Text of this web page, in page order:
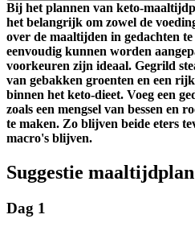
Bij het plannen van keto-
het belangrijk om zowel de
over de maaltijden in gedachten
eenvoudig kunnen worden
voorkeuren zijn ideaal. Gegrild
van gebakken groenten en een
binnen het keto-dieet. Voeg een
zoals een mengsel van bessen en
te maken. Zo blijven beide eters
macro's blijven.
Suggestie maaltijdplan
Dag 1